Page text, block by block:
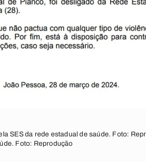
SES da rede estadual de saúde. Foto:
Foto: Reprodução